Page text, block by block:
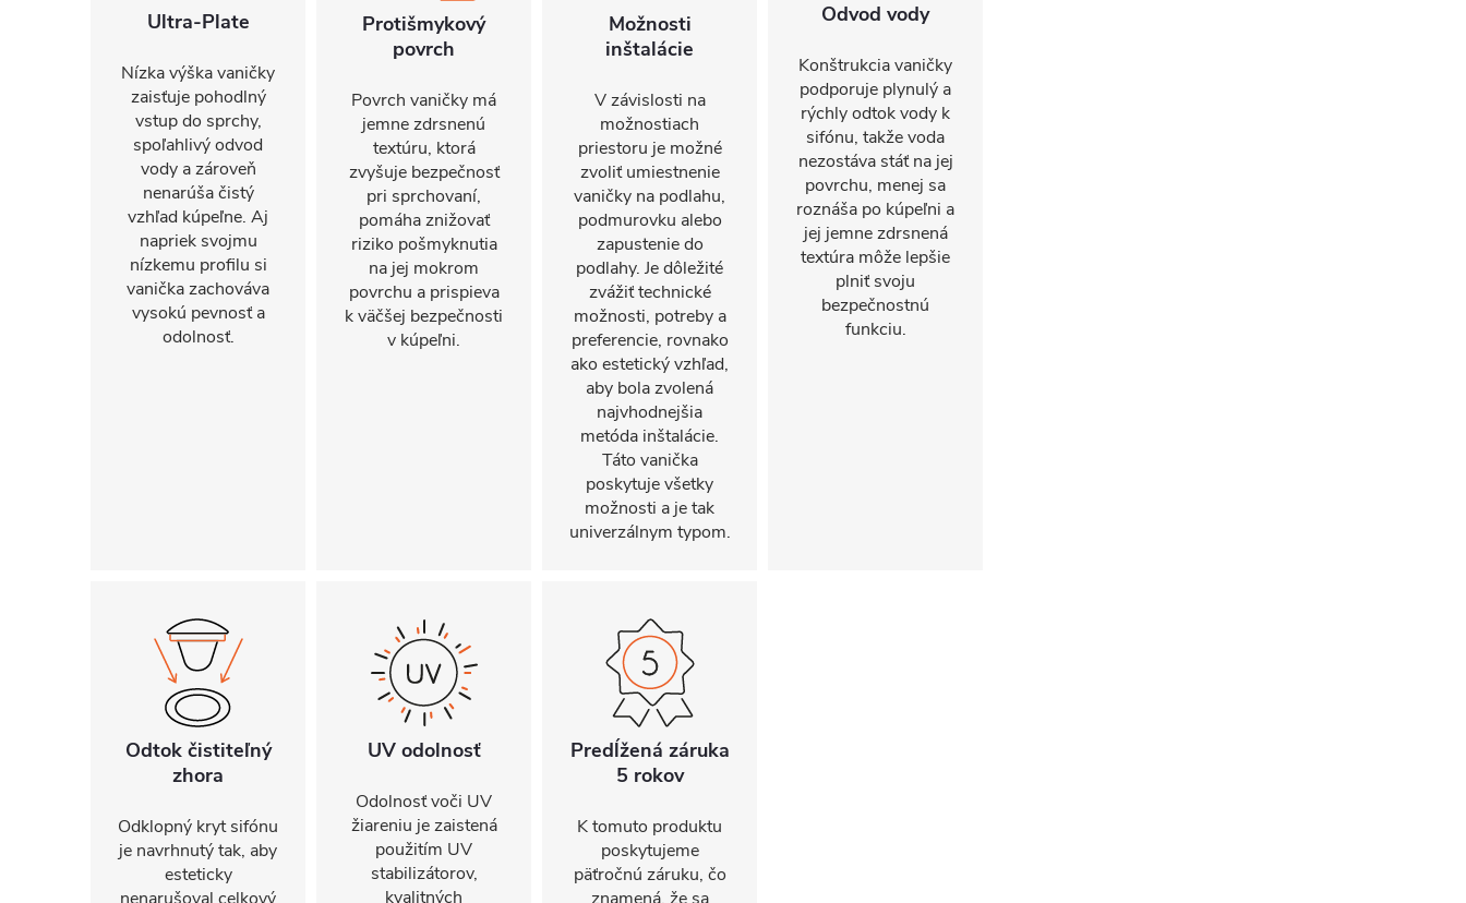
Ultra-Plate
Nízka výška vaničky
zaisťuje pohodlný
vstup do sprchy,
spoľahlivý odvod
vody a zároveň
nenarúša čistý
vzhľad kúpeľne. Aj
napriek svojmu
nízkemu profilu si
vanička zachováva
vysokú pevnosť a
odolnosť.
Protišmykový
povrch
Povrch vaničky má
jemne zdrsnenú
textúru, ktorá
zvyšuje bezpečnosť
pri sprchovaní,
pomáha znižovať
riziko pošmyknutia
na jej mokrom
povrchu a prispieva
k väčšej bezpečnosti
v kúpeľni.
Možnosti
inštalácie
V závislosti na
možnostiach
priestoru je možné
zvoliť umiestnenie
vaničky na podlahu,
podmurovku alebo
zapustenie do
podlahy. Je dôležité
zvážiť technické
možnosti, potreby a
preferencie, rovnako
ako estetický vzhľad,
aby bola zvolená
najvhodnejšia
metóda inštalácie.
Táto vanička
poskytuje všetky
možnosti a je tak
univerzálnym typom.
Odvod vody
Konštrukcia vaničky
podporuje plynulý a
rýchly odtok vody k
sifónu, takže voda
nezostáva stáť na jej
povrchu, menej sa
roznáša po kúpeľni a
jej jemne zdrsnená
textúra môže lepšie
plniť svoju
bezpečnostnú
funkciu.
Odtok čistiteľný
zhora
Odklopný kryt sifónu
je navrhnutý tak, aby
esteticky
UV odolnosť
Odolnosť voči UV
žiareniu je zaistená
použitím UV
stabilizátorov,
kvalitných
Predĺžená záruka
5 rokov
K tomuto produktu
poskytujeme
päťročnú záruku, čo